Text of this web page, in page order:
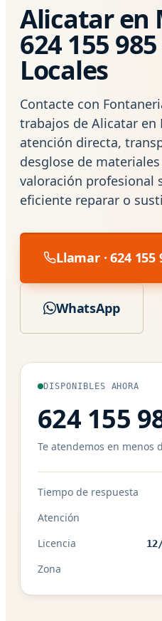
Alicatar en
624 155
Locales
Contacte con
trabajos de Alicatar en
atención directa,
desglose de
valoración profesional
eficiente reparar o
Llamar · 624 155
WhatsApp
DISPONIBLES AHORA
624 155
Te atendemos en menos
Tiempo de respuesta
Atención
Licencia
Zona